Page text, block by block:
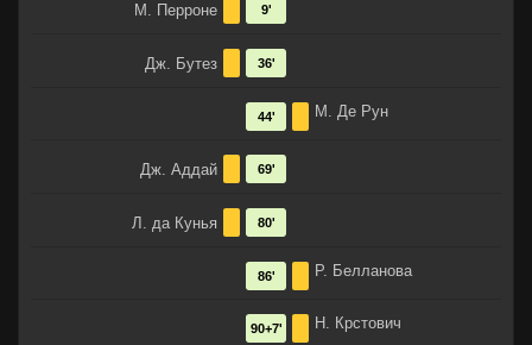
М. Перроне 9'
Дж. Бутез 36'
М. Де Рун
44'
Дж. Аддай 69'
Л. да Кунья 80'
Р. Белланова
86'
Н. Крстович
90+7'